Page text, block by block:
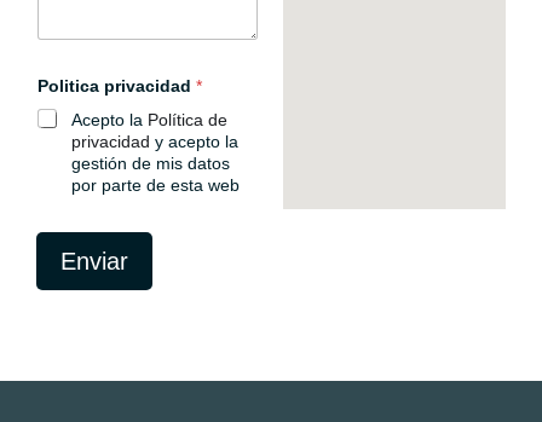
o
r
r
l
t
Politica privacidad *
Acepto la Política de
privacidad y acepto la
gestión de mis datos
por parte de esta web
Enviar